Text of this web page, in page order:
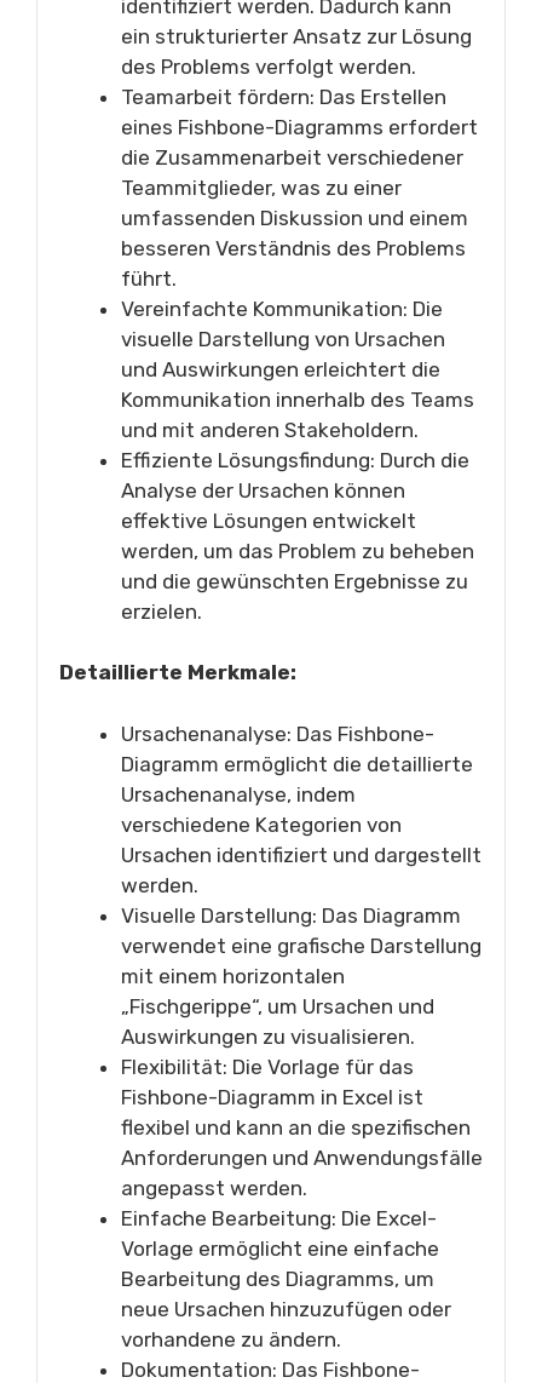
identifiziert werden. Dadurch kann
ein strukturierter Ansatz zur Lösung
des Problems verfolgt werden.
Teamarbeit fördern: Das Erstellen
eines Fishbone-Diagramms erfordert
die Zusammenarbeit verschiedener
Teammitglieder, was zu einer
umfassenden Diskussion und einem
besseren Verständnis des Problems
führt.
Vereinfachte Kommunikation: Die
visuelle Darstellung von Ursachen
und Auswirkungen erleichtert die
Kommunikation innerhalb des Teams
und mit anderen Stakeholdern.
Effiziente Lösungsfindung: Durch die
Analyse der Ursachen können
effektive Lösungen entwickelt
werden, um das Problem zu beheben
und die gewünschten Ergebnisse zu
erzielen.
Detaillierte Merkmale:
Ursachenanalyse: Das Fishbone-
Diagramm ermöglicht die detaillierte
Ursachenanalyse, indem
verschiedene Kategorien von
Ursachen identifiziert und dargestellt
werden.
Visuelle Darstellung: Das Diagramm
verwendet eine grafische Darstellung
mit einem horizontalen
„Fischgerippe“, um Ursachen und
Auswirkungen zu visualisieren.
Flexibilität: Die Vorlage für das
Fishbone-Diagramm in Excel ist
flexibel und kann an die spezifischen
Anforderungen und Anwendungsfälle
angepasst werden.
Einfache Bearbeitung: Die Excel-
Vorlage ermöglicht eine einfache
Bearbeitung des Diagramms, um
neue Ursachen hinzuzufügen oder
vorhandene zu ändern.
Dokumentation: Das Fishbone-